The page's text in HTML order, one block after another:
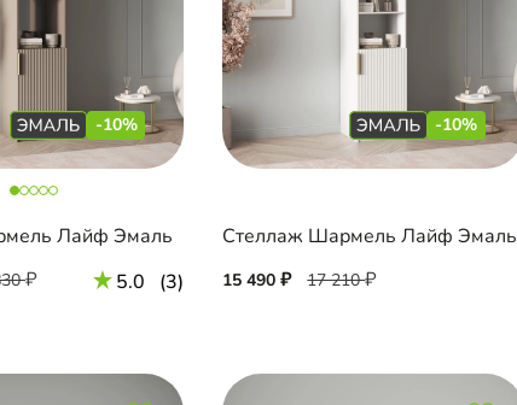
-10%
Лайф Эмаль
5.0 (3)
-10%
Стеллаж Шармель Лайф Эмаль
15 490 17 210